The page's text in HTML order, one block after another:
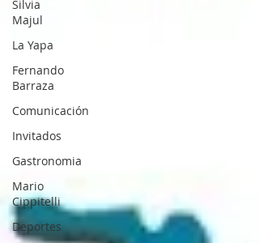
Silvia
Majul
La Yapa
Fernando
Barraza
Comunicación
Invitados
Gastronomia
Mario
Cippitelli
Deportes